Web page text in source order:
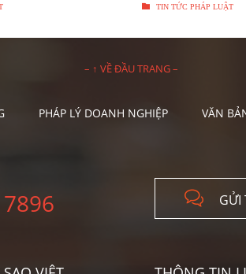
 TIN TỨC PHÁP LUẬT
– ↑ VỀ ĐẦU TRANG –
PHÁP LÝ DOANH NGHIỆP VĂN
 GỬI